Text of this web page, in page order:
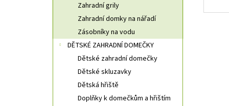
Zahradní grily
Zahradní domky na nářadí
Zásobníky na vodu
DĚTSKÉ ZAHRADNÍ DOMEČKY
Dětské zahradní domečky
Dětské skluzavky
Dětská hřiště
Doplňky k domečkům a hřištím